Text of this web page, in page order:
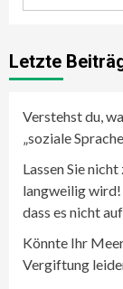
Letzte
Verstehst du,
„soziale
Lassen Sie
langweilig wird!
dass es nicht
Könnte Ihr
Vergiftung